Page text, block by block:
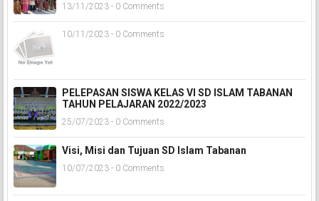
13/11/2023 - 0 Comments
10/11/2023 - 0 Comments
PELEPASAN SISWA KELAS VI SD ISLAM TABANAN
TAHUN PELAJARAN 2022/2023
25/07/2023 - 0 Comments
Visi, Misi dan Tujuan SD Islam Tabanan
10/07/2023 - 0 Comments